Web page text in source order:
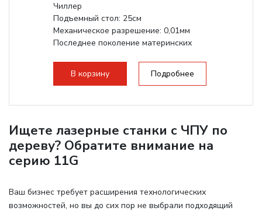
Чиллер
Подъемный стол: 25см
Механическое разрешение: 0,01мм
Последнее поколение материнских
В корзину Подробнее
Ищете лазерные станки с ЧПУ по
дереву? Обратите внимание на
серию 11G
Ваш бизнес требует расширения технологических
возможностей, но вы до сих пор не выбрали подходящий